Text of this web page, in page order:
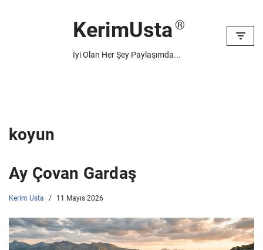
KerimUsta
İyi Olan Her Şey Paylaşımda...
koyun
Ay Çovan Gardaş
Kerim Usta 11 Mayıs 2026